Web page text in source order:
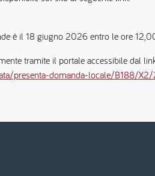
è il 18 giugno 2026 entro le ore
tramite il portale accessibile dal
presenta-domanda-locale/B188/